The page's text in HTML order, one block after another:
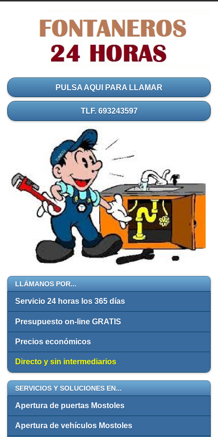
PULSA AQUI PARA LLAMAR
TLF. 693243597
LLÁMANOS POR...
Servicio 24 horas los 365 días
Presupuesto on-line GRATIS
Precios económicos
Directo y sin intermediarios
SERVICIOS Y SOLUCIONES EN...
Apertura de puertas Mostoles
Apertura de vehículos Mostoles